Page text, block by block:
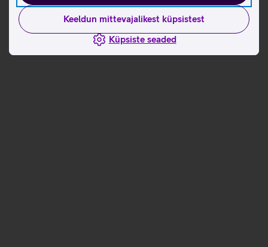
Keeldun mittevajalikest küpsistest
Küpsiste seaded